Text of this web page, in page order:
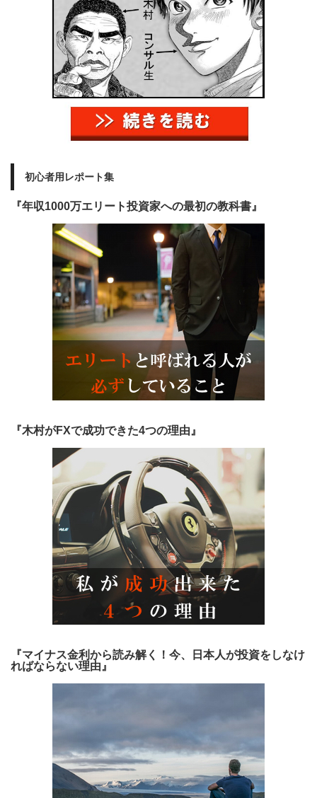
初心者用レポート集
『年収1000万エリート投資家への最初の教科書』
『木村がFXで成功できた4つの理由』
『マイナス金利から読み解く！今、日本人が投資をしなけ
ればならない理由』